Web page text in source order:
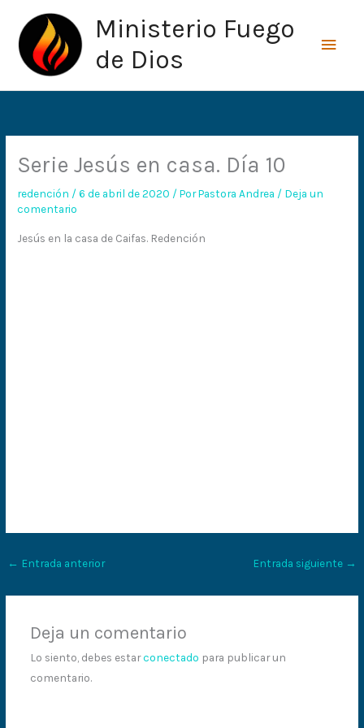
contenido
Ministerio Fuego
de Dios
Serie Jesús en casa. Día 10
redención /6 de abril de 2020 / PorPastora Andrea / Deja un
comentario
Jesús en la casa de Caifas. Redención
← Entrada anterior Entrada siguiente →
Deja un comentario
Lo siento, debes estarconectado para publicar un
comentario.